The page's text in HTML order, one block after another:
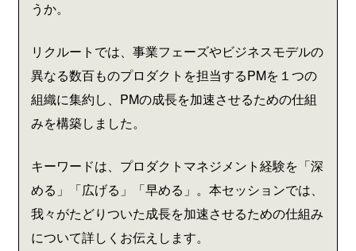
うか。
リクルートでは、事業フェーズやビジネスモデルの
異なる数百ものプロダクトを担当するPMを１つの
組織に集約し、PMの成長を加速させるための仕組
みを構築しました。
キーワードは、プロダクトマネジメント経験を「深
める」「広げる」「早める」。本セッションでは、
我々がたどりついた成長を加速させるための仕組み
について詳しくお伝えします。